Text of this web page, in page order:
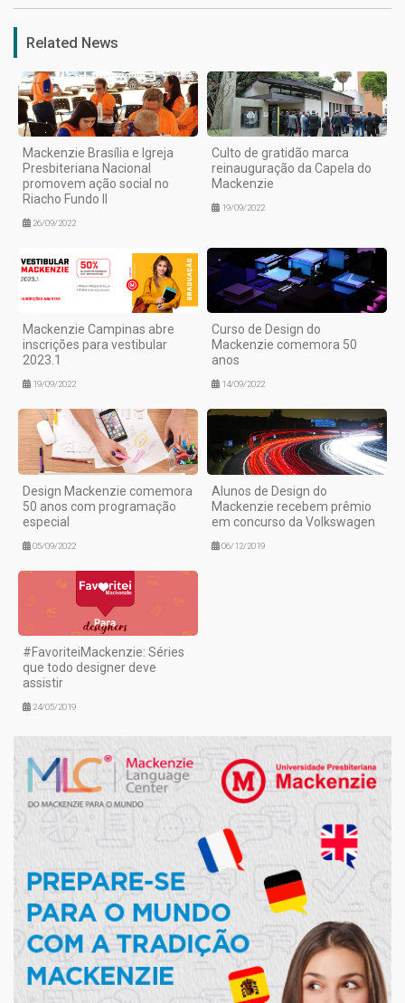
Related News
Mackenzie Brasília e Igreja
Presbiteriana Nacional
promovem ação social no
Riacho Fundo II
26/09/2022
Culto de gratidão marca
reinauguração da Capela do
Mackenzie
19/09/2022
Mackenzie Campinas abre
inscrições para vestibular
2023.1
19/09/2022
Curso de Design do
Mackenzie comemora 50
anos
14/09/2022
Design Mackenzie comemora
50 anos com programação
especial
05/09/2022
Alunos de Design do
Mackenzie recebem prêmio
em concurso da Volkswagen
06/12/2019
#FavoriteiMackenzie: Séries
que todo designer deve
assistir
24/05/2019